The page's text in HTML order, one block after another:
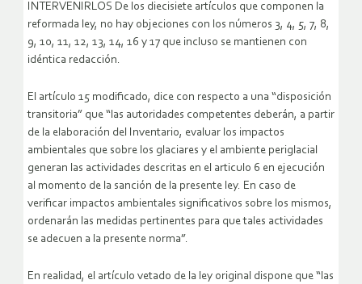
INTERVENIRLOS De los diecisiete artículos que componen la
reformada ley, no hay objeciones con los números 3, 4, 5, 7, 8,
9, 10, 11, 12, 13, 14, 16 y 17 que incluso se mantienen con
idéntica redacción.
El artículo 15 modificado, dice con respecto a una “disposición
transitoria” que “las autoridades competentes deberán, a partir
de la elaboración del Inventario, evaluar los impactos
ambientales que sobre los glaciares y el ambiente periglacial
generan las actividades descritas en el articulo 6 en ejecución
al momento de la sanción de la presente ley. En caso de
verificar impactos ambientales significativos sobre los mismos,
ordenarán las medidas pertinentes para que tales actividades
se adecuen a la presente norma”.
En realidad, el artículo vetado de la ley original dispone que “las